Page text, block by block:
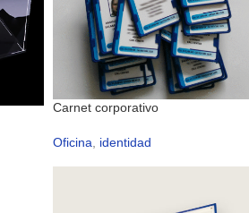
Carnet corporativo
Oficina identidad